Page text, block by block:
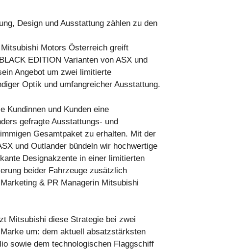
Design und Ausstattung zählen zu den
Motors Österreich greift
EDITION Varianten von ASX und
Angebot um zwei limitierte
Optik und umfangreicher Ausstattung.
Kundinnen und Kunden eine
gefragte Ausstattungs- und
Gesamtpaket zu erhalten. Mit der
und Outlander bündeln wir hochwertige
Designakzente in einer limitierten
beider Fahrzeuge zusätzlich
& PR Managerin Mitsubishi
Mitsubishi diese Strategie bei zwei
um: dem aktuell absatzstärksten
sowie dem technologischen Flaggschiff